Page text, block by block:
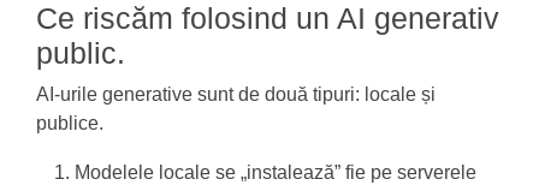
Ce riscăm folosind un AI generativ
public.
AI-urile generative sunt de două tipuri: locale și
publice.
Modelele locale se „instalează” fie pe serverele